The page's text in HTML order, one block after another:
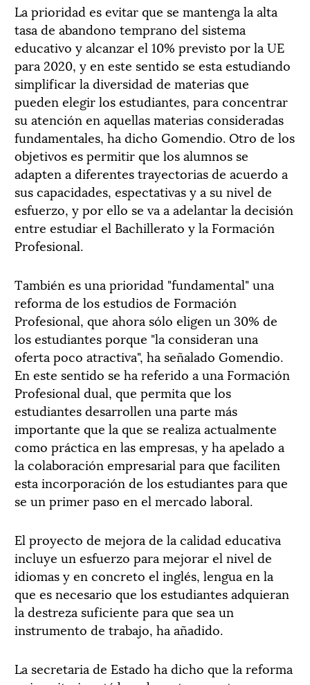
La prioridad es evitar que se mantenga la alta
tasa de abandono temprano del sistema
educativo y alcanzar el 10% previsto por la UE
para 2020, y en este sentido se esta estudiando
simplificar la diversidad de materias que
pueden elegir los estudiantes, para concentrar
su atención en aquellas materias consideradas
fundamentales, ha dicho Gomendio. Otro de los
objetivos es permitir que los alumnos se
adapten a diferentes trayectorias de acuerdo a
sus capacidades, espectativas y a su nivel de
esfuerzo, y por ello se va a adelantar la decisión
entre estudiar el Bachillerato y la Formación
Profesional.
También es una prioridad "fundamental" una
reforma de los estudios de Formación
Profesional, que ahora sólo eligen un 30% de
los estudiantes porque "la consideran una
oferta poco atractiva", ha señalado Gomendio.
En este sentido se ha referido a una Formación
Profesional dual, que permita que los
estudiantes desarrollen una parte más
importante que la que se realiza actualmente
como práctica en las empresas, y ha apelado a
la colaboración empresarial para que faciliten
esta incorporación de los estudiantes para que
se un primer paso en el mercado laboral.
El proyecto de mejora de la calidad educativa
incluye un esfuerzo para mejorar el nivel de
idiomas y en concreto el inglés, lengua en la
que es necesario que los estudiantes adquieran
la destreza suficiente para que sea un
instrumento de trabajo, ha añadido.
La secretaria de Estado ha dicho que la reforma